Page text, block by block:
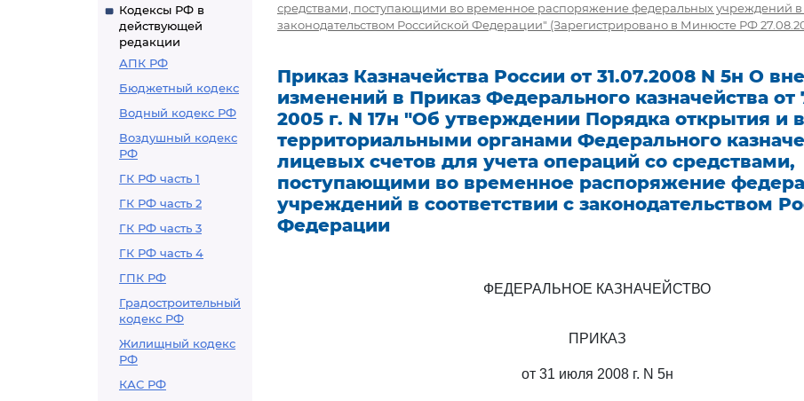
Кодексы РФ в
действующей
редакции
АПК РФ
Бюджетный кодекс
Водный кодекс РФ
Воздушный кодекс
РФ
ГК РФ часть 1
ГК РФ часть 2
ГК РФ часть 3
ГК РФ часть 4
ГПК РФ
Градостроительный
кодекс РФ
Жилищный кодекс
РФ
КАС РФ
средствами, поступающими во временное распоряжение федеральных учреждений в
законодательством Российской Федерации" (Зарегистрировано в Минюсте РФ
Приказ Казначейства России от 31.07.2008 N 5н О
изменений в Приказ Федерального казначейства от
2005 г. N 17н "Об утверждении Порядка открытия и
территориальными органами Федерального
лицевых счетов для учета операций со средствами,
поступающими во временное распоряжение
учреждений в соответствии с законодательством
Федерации
ФЕДЕРАЛЬНОЕ КАЗНАЧЕЙСТВО
ПРИКАЗ
от 31 июля 2008 г. N 5н